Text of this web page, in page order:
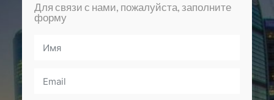
Для связи с нами, пожалуйста, заполните
форму